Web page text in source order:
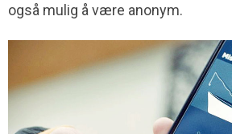
også mulig å være anonym.